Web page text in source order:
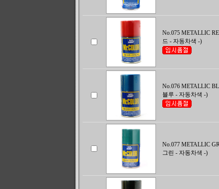
No.075 METALLIC
드 - 자동차색 -)
No.076 METALLIC
블루 - 자동차색 -)
No.077 METALLIC
그린 - 자동차색 -)